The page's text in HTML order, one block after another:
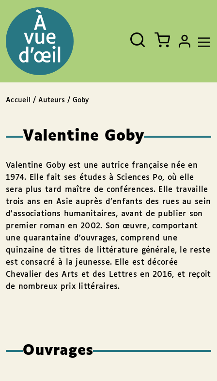
Fermer
Rechercher
un
livre,
un
auteur,
un
EAN
Accueil / Auteurs / Goby
Valentine Goby
Valentine Goby est une autrice française née en
1974. Elle fait ses études à Sciences Po, où elle
sera plus tard maître de conférences. Elle travaille
trois ans en Asie auprès d’enfants des rues au sein
d'associations humanitaires, avant de publier son
premier roman en 2002. Son œuvre, comportant
une quarantaine d’ouvrages, comprend une
quinzaine de titres de littérature générale, le reste
est consacré à la jeunesse. Elle est décorée
Chevalier des Arts et des Lettres en 2016, et reçoit
de nombreux prix littéraires.
Ouvrages